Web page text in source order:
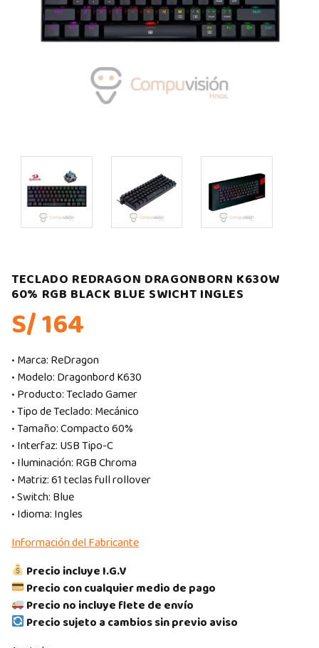
TECLADO REDRAGON DRAGONBORN K630W
60% RGB BLACK BLUE SWICHT INGLES
S/ 164
• Marca: ReDragon
• Modelo: Dragonbord K630
• Producto: Teclado Gamer
• Tipo de Teclado: Mecánico
• Tamaño: Compacto 60%
• Interfaz: USB Tipo-C
• Iluminación: RGB Chroma
• Matriz: 61 teclas full rollover
• Switch: Blue
• Idioma: Ingles
Información del Fabricante
Precio incluye I.G.V
Precio con cualquier medio de pago
Precio no incluye flete de envío
Precio sujeto a cambios sin previo aviso